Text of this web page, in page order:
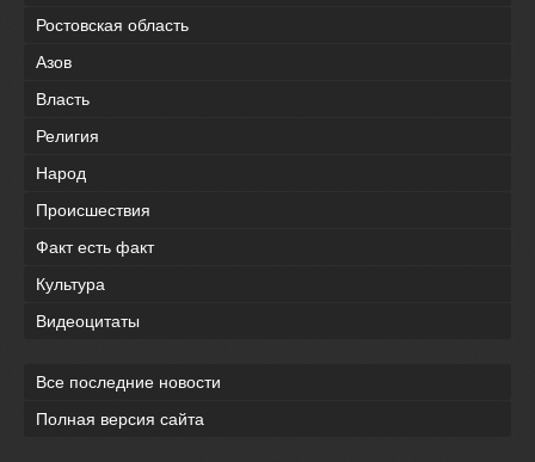
Ростовская область
Азов
Власть
Религия
Народ
Происшествия
Факт есть факт
Культура
Видеоцитаты
Все последние новости
Полная версия сайта